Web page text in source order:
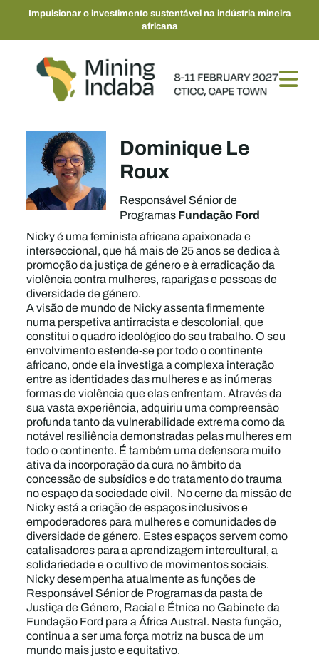
Impulsionar o investimento sustentável na indústria mineira
africana
Dominique Le
Roux
Responsável Sénior de
ProgramasFundação Ford
Nicky é uma feminista africana apaixonada e
interseccional, que há mais de 25 anos se dedica à
promoção da justiça de género e à erradicação da
violência contra mulheres, raparigas e pessoas de
diversidade de género.
A visão de mundo de Nicky assenta firmemente
numa perspetiva antirracista e descolonial, que
constitui o quadro ideológico do seu trabalho. O seu
envolvimento estende-se por todo o continente
africano, onde ela investiga a complexa interação
entre as identidades das mulheres e as inúmeras
formas de violência que elas enfrentam. Através da
sua vasta experiência, adquiriu uma compreensão
profunda tanto da vulnerabilidade extrema como da
notável resiliência demonstradas pelas mulheres em
todo o continente. É também uma defensora muito
ativa da incorporação da cura no âmbito da
concessão de subsídios e do tratamento do trauma
no espaço da sociedade civil. No cerne da missão de
Nicky está a criação de espaços inclusivos e
empoderadores para mulheres e comunidades de
diversidade de género. Estes espaços servem como
catalisadores para a aprendizagem intercultural, a
solidariedade e o cultivo de movimentos sociais.
Nicky desempenha atualmente as funções de
Responsável Sénior de Programas da pasta de
Justiça de Género, Racial e Étnica no Gabinete da
Fundação Ford para a África Austral. Nesta função,
continua a ser uma força motriz na busca de um
mundo mais justo e equitativo.